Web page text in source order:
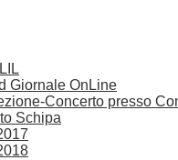
Giornale OnLine
Concerto presso
Schipa